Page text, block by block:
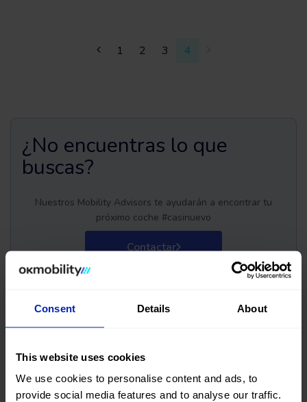
Consent Details About
This website uses cookies
We use cookies to personalise content and ads, to
provide social media features and to analyse our traffic.
1 2 3 4
¿No encuentras lo que
buscas?
Nuestros Mobility Advisors te ayudarán a encontrar tu
próximo coche #casinuevo
Contactar
Compra tu próximo coche
seminuevo en Zaragoza con